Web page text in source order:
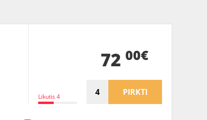
Likutis 4
72 00€
PIRKTI